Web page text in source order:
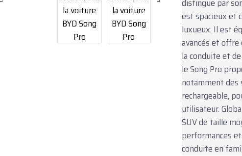
distingue par
est spacieux et
luxueux. Il est
avancés et
la conduite et
le Song Pro
notamment des
rechargeable,
utilisateur.
SUV de taille
performances
conduite en